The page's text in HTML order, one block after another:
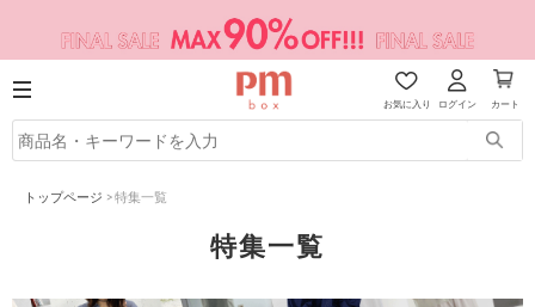
お気に入り ログイン カート
トップページ >特集一覧
特集一覧